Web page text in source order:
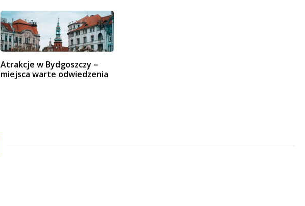
Atrakcje w Bydgoszczy –
miejsca warte odwiedzenia